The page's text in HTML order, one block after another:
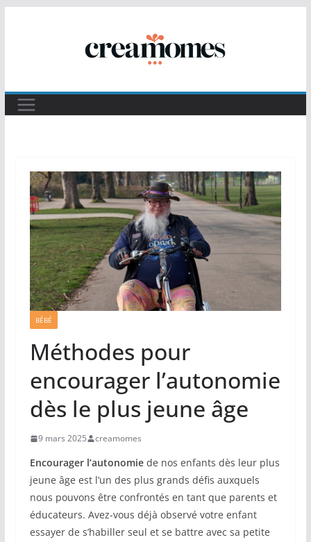
BÉBÉ
Méthodes pour
encourager l’autonomie
dès le plus jeune âge
9 mars 2025 creamomes
Encourager l’autonomiede nos enfants dès leur plus
jeune âge est l’un des plus grands défis auxquels
nous pouvons être confrontés en tant que parents et
éducateurs. Avez-vous déjà observé votre enfant
essayer de s’habiller seul et se battre avec sa petite